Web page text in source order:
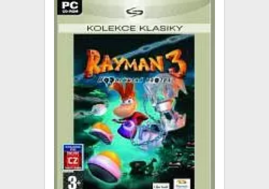
KONTAKT
XZONE KLUB
TCG & BOARDGAME HUB
VÝKUP HER (BAZAR)